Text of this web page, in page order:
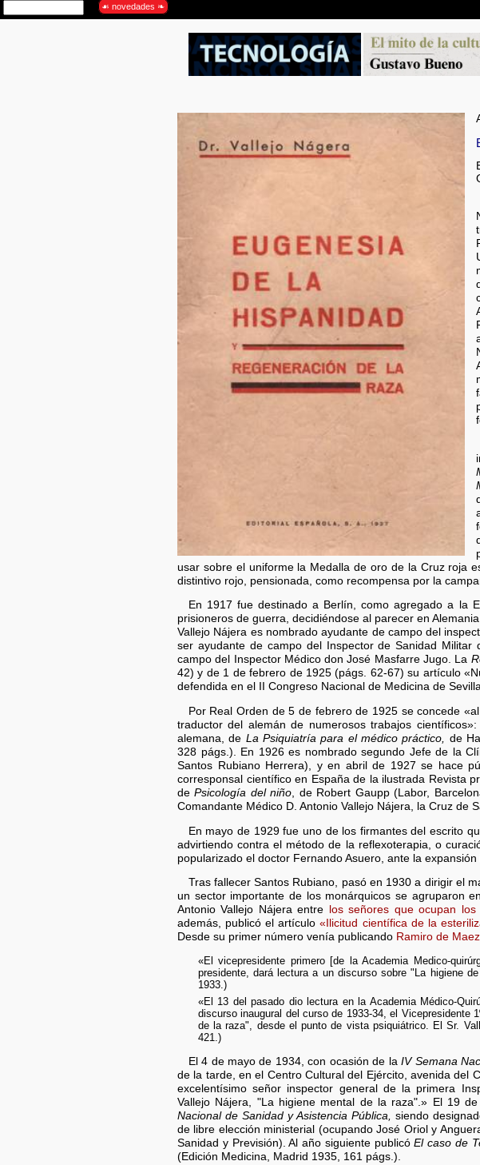
usar sobre el uniforme la Medalla de oro de la Cruz roja
distintivo rojo, pensionada, como recompensa por la
En 1917 fue destinado a Berlín, como agregado a la
prisioneros de guerra, decidiéndose al parecer en
Vallejo Nájera es nombrado ayudante de campo del
ser ayudante de campo del Inspector de Sanidad
campo del Inspector Médico don José Masfarre Jugo. La
42) y de 1 de febrero de 1925 (págs. 62-67) su artículo
defendida en el II Congreso Nacional de Medicina de
Por Real Orden de 5 de febrero de 1925 se concede
traductor del alemán de numerosos trabajos
alemana, de La Psiquiatría para el médico práctico,
de
328 págs.). En 1926 es nombrado segundo Jefe de la
Santos Rubiano Herrera), y en abril de 1927 se hace
corresponsal científico en España de la ilustrada Revista
dePsicología del niño , de Robert Gaupp (Labor,
Comandante Médico D. Antonio Vallejo Nájera, la Cruz de
En mayo de 1929 fue uno de los firmantes del escrito
advirtiendo contra el método de la reflexoterapia, o
popularizado el doctor Fernando Asuero, ante la
Tras fallecer Santos Rubiano, pasó en 1930 a dirigir el
un sector importante de los monárquicos se agruparon
Antonio Vallejo Nájera entre
los señores que ocupan
además, publicó el artículo«Ilicitud científica de la
Desde su primer número venía publicando Ramiro de
«El vicepresidente primero [de la Academia Medico-
presidente, dará lectura a un discurso sobre "La higiene
1933.)
«El 13 del pasado dio lectura en la Academia Médico-
discurso inaugural del curso de 1933-34, el Vicepresidente
de la raza", desde el punto de vista psiquiátrico. El Sr.
421.)
El 4 de mayo de 1934, con ocasión de laIV Semana
de la tarde, en el Centro Cultural del Ejército, avenida del
excelentísimo señor inspector general de la primera
Vallejo Nájera, "La higiene mental de la raza".» El 19
Nacional de Sanidad y Asistencia Pública,
siendo
de libre elección ministerial (ocupando José Oriol y
Sanidad y Previsión). Al año siguiente publicóEl caso de
(Edición Medicina, Madrid 1935, 161 págs.).